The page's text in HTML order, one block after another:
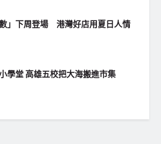
」下周登場 港灣好店用夏日人情
學堂 高雄五校把大海搬進市集